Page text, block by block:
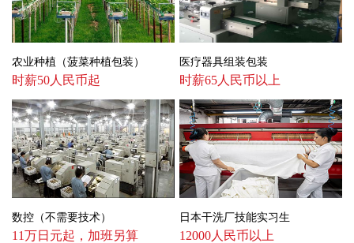
农业种植（菠菜种植包装）
时薪50人民币起
医疗器具组装包装
时薪65人民币以上
数控（不需要技术）
11万日元起，加班另算
日本干洗厂技能实习生
12000人民币以上